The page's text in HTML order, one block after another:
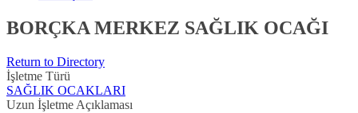
BORÇKA MERKEZ SAĞLIK OCAĞI
Return to Directory
İşletme Türü
SAĞLIK OCAKLARI
Uzun İşletme Açıklaması